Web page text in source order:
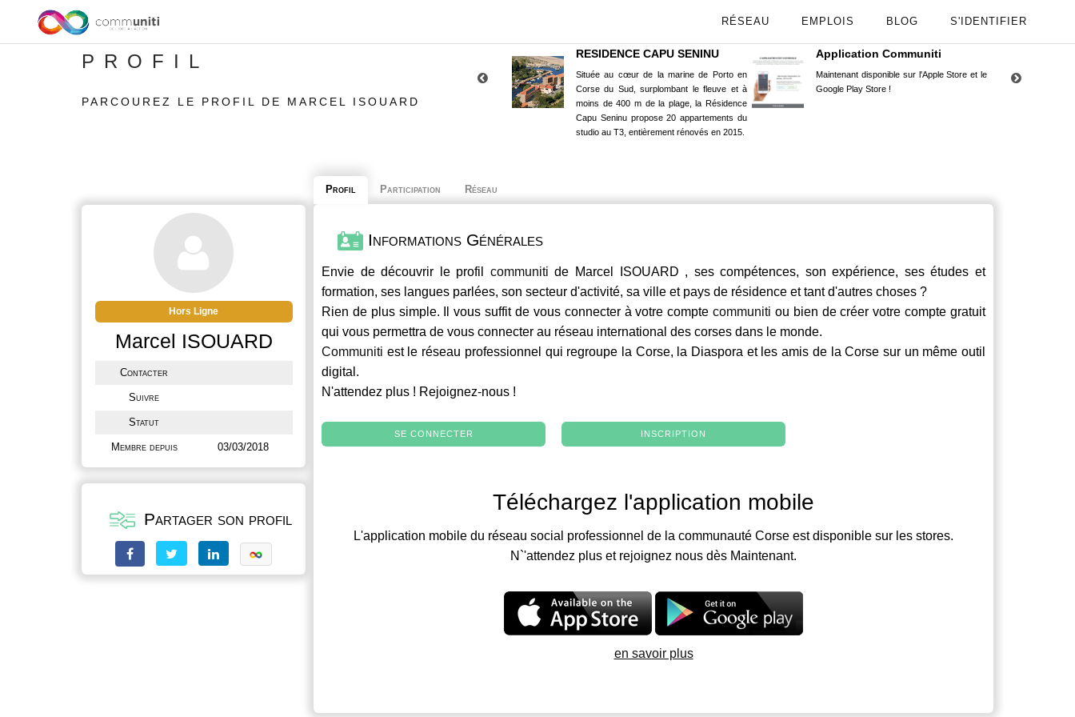
RÉSEAU EMPLOIS BLOG S'IDENTIFIER
PROFIL
PARCOUREZ LE PROFIL DE MARCEL ISOUARD
RESIDENCE CAPU SENINU
Située au cœur de la marine de Porto en
Corse du Sud, surplombant le fleuve et à
moins de 400 m de la plage, la Résidence
Capu Seninu propose 20 appartements du
studio au T3, entièrement rénovés en 2015.
Application Communiti
Maintenant disponible sur l'Apple Store et le
Google Play Store !
Hors Ligne
Marcel ISOUARD
Contacter
Suivre
Statut
Membre depuis 03/03/2018
Partager son profil
Profil Participation Réseau
Informations Générales
Envie de découvrir le profil communiti de Marcel ISOUARD , ses compétences, son expérience, ses études et
formation, ses langues parlées, son secteur d'activité, sa ville et pays de résidence et tant d'autres choses ?
Rien de plus simple. Il vous suffit de vous connecter à votre comptecommuniti ou bien de créer votre compte gratuit
qui vous permettra de vous connecter au réseau international des corses dans le monde.
Communiti est le réseau professionnel qui regroupe la Corse, la Diaspora et les amis de la Corse sur un même outil
digital.
N'attendez plus ! Rejoignez-nous !
SE CONNECTER INSCRIPTION
Téléchargez l'application mobile
L'application mobile du réseau social professionnel de la communauté Corse est disponible sur les stores.
N`'attendez plus et rejoignez nous dès Maintenant.
en savoir plus